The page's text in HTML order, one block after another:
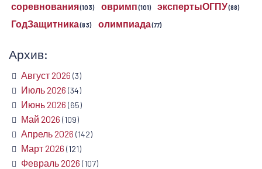
соревнования(103) овримп(101) экспертыОГПУ(88)
ГодЗащитника(83) олимпиада(77)
Архив:
Август 2026 (3)
Июль 2026 (34)
Июнь 2026 (65)
Май 2026 (109)
Апрель 2026 (142)
Март 2026 (121)
Февраль 2026 (107)